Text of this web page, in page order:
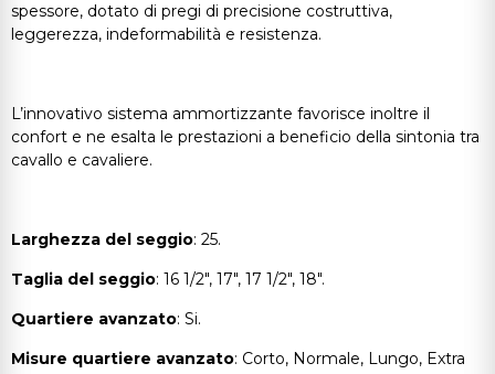
spessore, dotato di pregi di precisione costruttiva,
leggerezza, indeformabilità e resistenza.
L’innovativo sistema ammortizzante favorisce inoltre il
confort e ne esalta le prestazioni a beneficio della sintonia tra
cavallo e cavaliere.
Larghezza del seggio: 25.
Taglia del seggio: 16 1/2", 17", 17 1/2", 18".
Quartiere avanzato: Si.
Misure quartiere avanzato: Corto, Normale, Lungo, Extra